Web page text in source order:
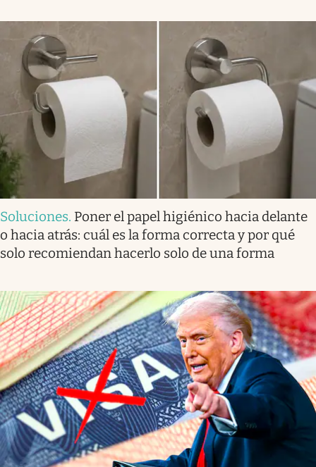
Soluciones. Poner el papel higiénico hacia delante
o hacia atrás: cuál es la forma correcta y por qué
solo recomiendan hacerlo solo de una forma